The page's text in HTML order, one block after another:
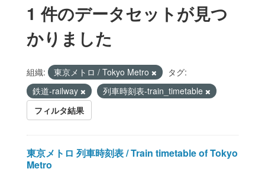
1 件のデータセットが見つ
かりました
組織: 東京メトロ / Tokyo Metro
タグ:
鉄道-railway
列車時刻表-train_timetable
フィルタ結果
東京メトロ 列車時刻表 / Train timetable of Tokyo
Metro